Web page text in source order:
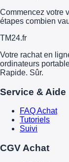
Commencez votre
étapes combien
TM24.fr
Votre rachat en
ordinateurs
Rapide. Sûr.
Service & Aide
FAQ Achat
Tutoriels
Suivi
CGV Achat